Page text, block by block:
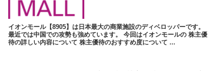
イオンモール【8905】は日本最大の商業施設のディベロッパーです。
最近では中国での攻勢も強めています。 今回はイオンモールの 株主優
待の詳しい内容について 株主優待のおすすめ度について ...